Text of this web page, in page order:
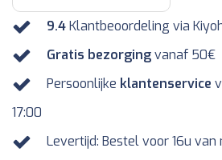
9.4Klantbeoordeling via
Gratis bezorgingvanaf 50€
Persoonlijke klantenservice
17:00
Levertijd: Bestel voor 16u